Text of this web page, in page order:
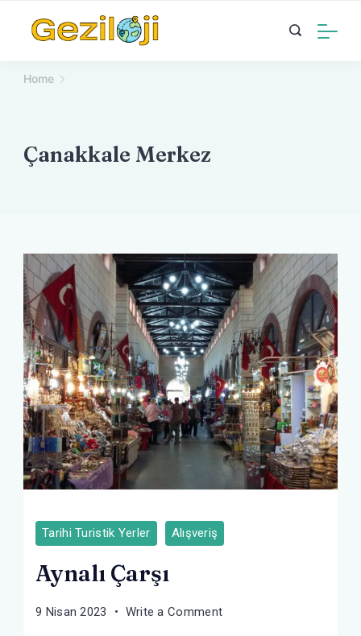
Home
Çanakkale Merkez
Tarihi Turistik Yerler Alışveriş
Aynalı Çarşı
9 Nisan 2023 Write a Commenton